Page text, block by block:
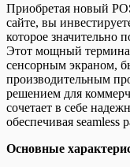
POSBANK
APEXA
G
15″
Приобретая новый
сайте, вы
которое значительно
Этот мощный
сенсорным экраном,
производительным
решением для
сочетает в себе
обеспечивая seamless
Основные